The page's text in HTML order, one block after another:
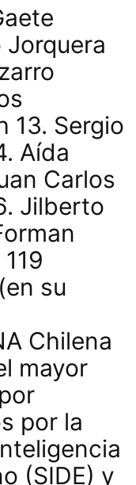
Jorquera
13. Sergio
Aída
Carlos
Jilberto
su
Chilena
mayor
por la
(SIDE) y